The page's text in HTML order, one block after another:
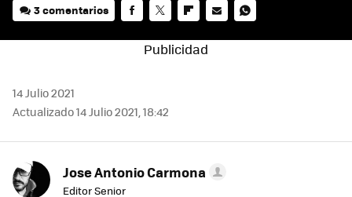
3 comentarios
MAIL
14 Julio 2021
Actualizado 14 Julio 2021, 18:42
Jose Antonio Carmona
Editor Senior